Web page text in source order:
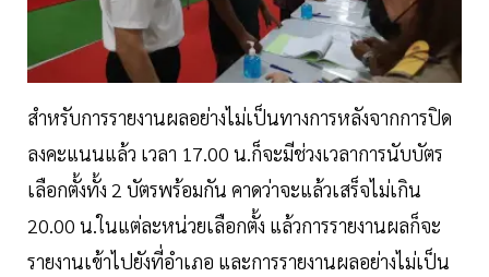
สำหรับการรายงานผลอย่างไม่เป็นทางการหลังจากการปิด
ลงคะแนนแล้ว เวลา 17.00 น.ก็จะมีช่วงเวลาการนับบัตร
เลือกตั้งทั้ง 2 บัตรพร้อมกัน คาดว่าจะแล้วเสร็จไม่เกิน
20.00 น.ในแต่ละหน่วยเลือกตั้ง แล้วการรายงานผลก็จะ
รายงานเข้าไปยังที่อำเภอ และการรายงานผลอย่างไม่เป็น